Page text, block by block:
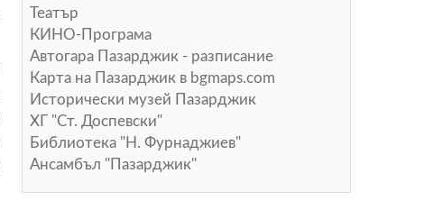
Театър
КИНО-Програма
Автогара Пазарджик - разписание
Карта на Пазарджик в bgmaps.com
Исторически музей Пазарджик
ХГ "Ст. Доспевски"
Библиотека "Н. Фурнаджиев"
Ансамбъл "Пазарджик"